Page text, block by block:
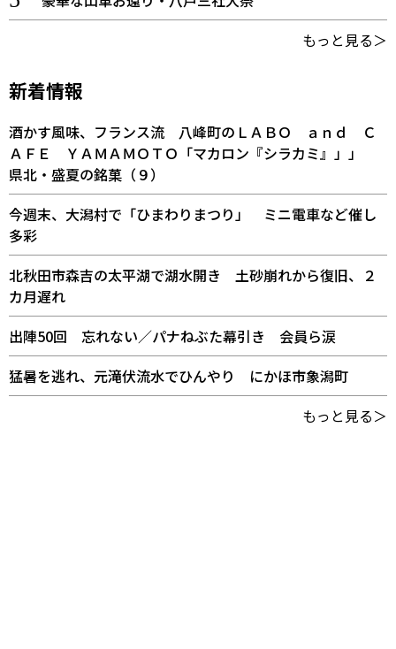
もっと見る＞
新着情報
酒かす風味、フランス流 八峰町のＬＡＢＯ ａｎｄ Ｃ
ＡＦＥ ＹＡＭＡＭＯＴＯ「マカロン『シラカミ』」」
県北・盛夏の銘菓（９）
今週末、大潟村で「ひまわりまつり」 ミニ電車など催し
多彩
北秋田市森吉の太平湖で湖水開き 土砂崩れから復旧、２
カ月遅れ
出陣50回 忘れない／パナねぶた幕引き 会員ら涙
猛暑を逃れ、元滝伏流水でひんやり にかほ市象潟町
もっと見る＞